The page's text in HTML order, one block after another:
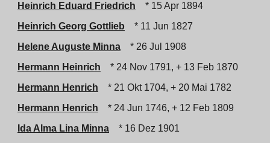
Heinrich Eduard Friedrich
* 15 Apr 1894
Heinrich Georg Gottlieb
* 11 Jun 1827
Helene Auguste Minna
* 26 Jul 1908
Hermann Heinrich
* 24 Nov 1791, + 13 Feb 1870
Hermann Henrich
* 21 Okt 1704, + 20 Mai 1782
Hermann Henrich
* 24 Jun 1746, + 12 Feb 1809
Ida Alma Lina Minna
* 16 Dez 1901